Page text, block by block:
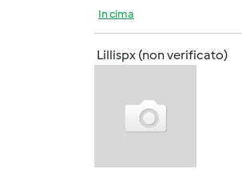
In cima
Lillispx (non verificato)